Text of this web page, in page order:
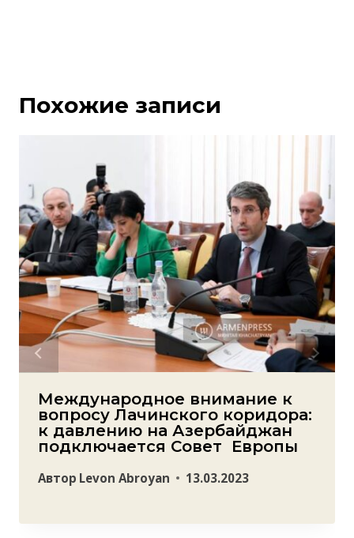
Похожие записи
Международное внимание к
вопросу Лачинского коридора:
к давлению на Азербайджан
подключается Совет Европы
Автор Levon Abroyan 13.03.2023